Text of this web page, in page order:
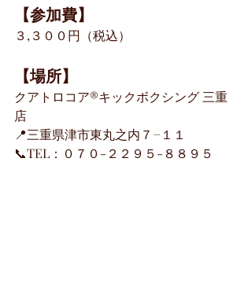
【参加費】
３,３００円（税込）
【場所】
クアトロコア®︎キックボクシング 三重
店
📍三重県津市東丸之内７−１１
📞TEL：０７０-２２９５-８８９５